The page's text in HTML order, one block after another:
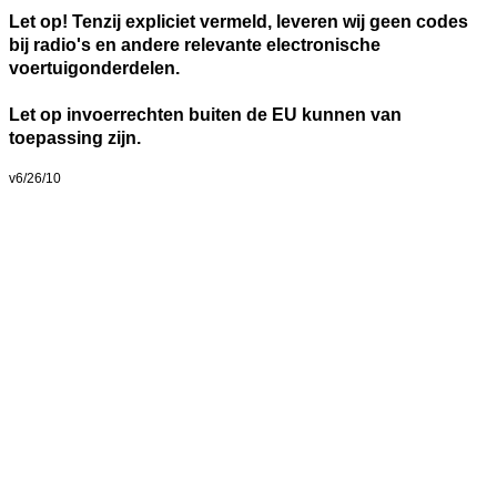
Let op! Tenzij expliciet vermeld, leveren wij geen codes
bij radio's en andere relevante electronische
voertuigonderdelen.
Let op invoerrechten buiten de EU kunnen van
toepassing zijn.
v6/26/10